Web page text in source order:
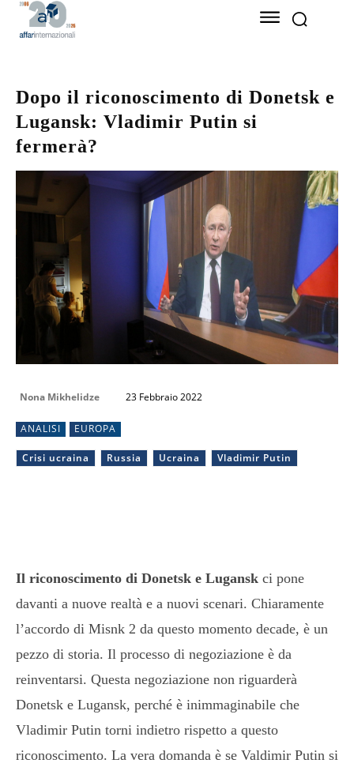
Dopo il riconoscimento di Donetsk e
Lugansk: Vladimir Putin si
fermerà?
Nona Mikhelidze 23 Febbraio 2022
ANALISI EUROPA
Crisi ucraina Russia Ucraina Vladimir Putin
Il riconoscimento di Donetsk e Lugansk ci pone
davanti a nuove realtà e a nuovi scenari. Chiaramente
l’accordo di Misnk 2 da questo momento decade, è un
pezzo di storia. Il processo di negoziazione è da
reinventarsi. Questa negoziazione non riguarderà
Donetsk e Lugansk, perché è inimmaginabile che
Vladimir Putin torni indietro rispetto a questo
riconoscimento. La vera domanda è se Valdimir Putin si